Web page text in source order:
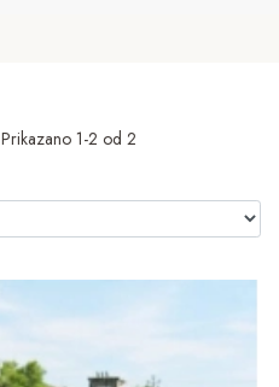
Prikazano 1-2 od 2